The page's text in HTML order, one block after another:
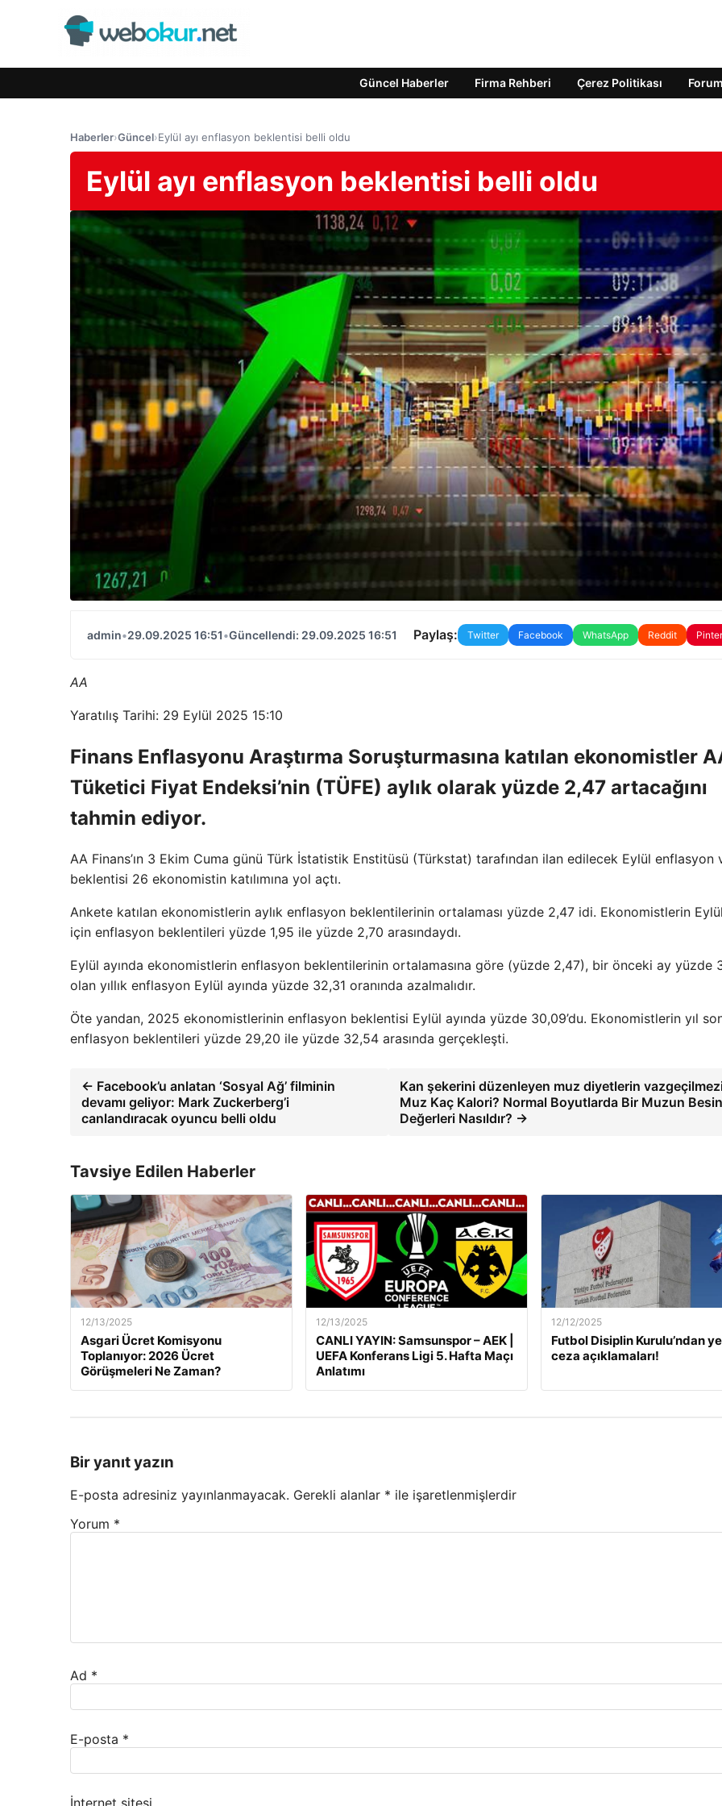
Güncel Haberler Firma Rehberi Çerez Politikası Forum
Haberler›Güncel›Eylül ayı enflasyon beklentisi belli oldu
Eylül ayı enflasyon beklentisi belli oldu
admin•29.09.2025 16:51•Güncellendi: 29.09.2025 16:51 Paylaş: Twitter Facebook WhatsApp Reddit
AA
Yaratılış Tarihi: 29 Eylül 2025 15:10
Finans Enflasyonu Araştırma Soruşturmasına katılan ekonomistler
Tüketici Fiyat Endeksi’nin (TÜFE) aylık olarak yüzde 2,47 artacağını
tahmin ediyor.
AA Finans’ın 3 Ekim Cuma günü Türk İstatistik Enstitüsü (Türkstat) tarafından ilan edilecek Eylül enflasyon
beklentisi 26 ekonomistin katılımına yol açtı.
Ankete katılan ekonomistlerin aylık enflasyon beklentilerinin ortalaması yüzde 2,47 idi. Ekonomistlerin
için enflasyon beklentileri yüzde 1,95 ile yüzde 2,70 arasındaydı.
Eylül ayında ekonomistlerin enflasyon beklentilerinin ortalamasına göre (yüzde 2,47), bir önceki ay yüzde
olan yıllık enflasyon Eylül ayında yüzde 32,31 oranında azalmalıdır.
Öte yandan, 2025 ekonomistlerinin enflasyon beklentisi Eylül ayında yüzde 30,09’du. Ekonomistlerin yıl
enflasyon beklentileri yüzde 29,20 ile yüzde 32,54 arasında gerçekleşti.
← Facebook’u anlatan ‘Sosyal Ağ’ filminin
devamı geliyor: Mark Zuckerberg’i
canlandıracak oyuncu belli oldu
Kan şekerini düzenleyen muz diyetlerin
Muz Kaç Kalori? Normal Boyutlarda Bir Muzun Besin
Değerleri Nasıldır? →
Tavsiye Edilen Haberler
12/13/2025
Asgari Ücret Komisyonu
Toplanıyor: 2026 Ücret
Görüşmeleri Ne Zaman?
12/13/2025
CANLI YAYIN: Samsunspor – AEK |
UEFA Konferans Ligi 5. Hafta Maçı
Anlatımı
12/12/2025
Futbol Disiplin Kurulu’ndan
ceza açıklamaları!
Bir yanıt yazın
E-posta adresiniz yayınlanmayacak. Gerekli alanlar * ile işaretlenmişlerdir
Yorum *
Ad *
E-posta *
İnternet sitesi